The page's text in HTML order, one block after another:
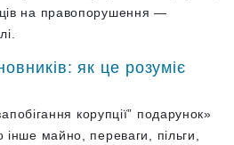
на правопорушення —
як це розуміє
корупції” подарунок»
майно, переваги, пільги,